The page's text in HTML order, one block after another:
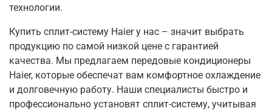
технологии.
Купить сплит-систему Haier у нас – значит выбрать
продукцию по самой низкой цене с гарантией
качества. Мы предлагаем передовые кондиционеры
Haier, которые обеспечат вам комфортное охлаждение
и долговечную работу. Наши специалисты быстро и
профессионально установят сплит-систему, учитывая